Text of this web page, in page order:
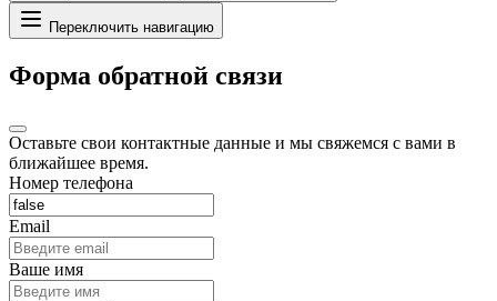
Переключить навигацию
Форма обратной связи
Оставьте свои контактные данные и мы свяжемся с вами в
ближайшее время.
Номер телефона
Email
Ваше имя